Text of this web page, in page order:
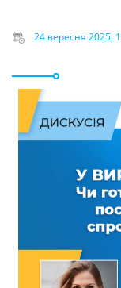
24 вересня 2025,